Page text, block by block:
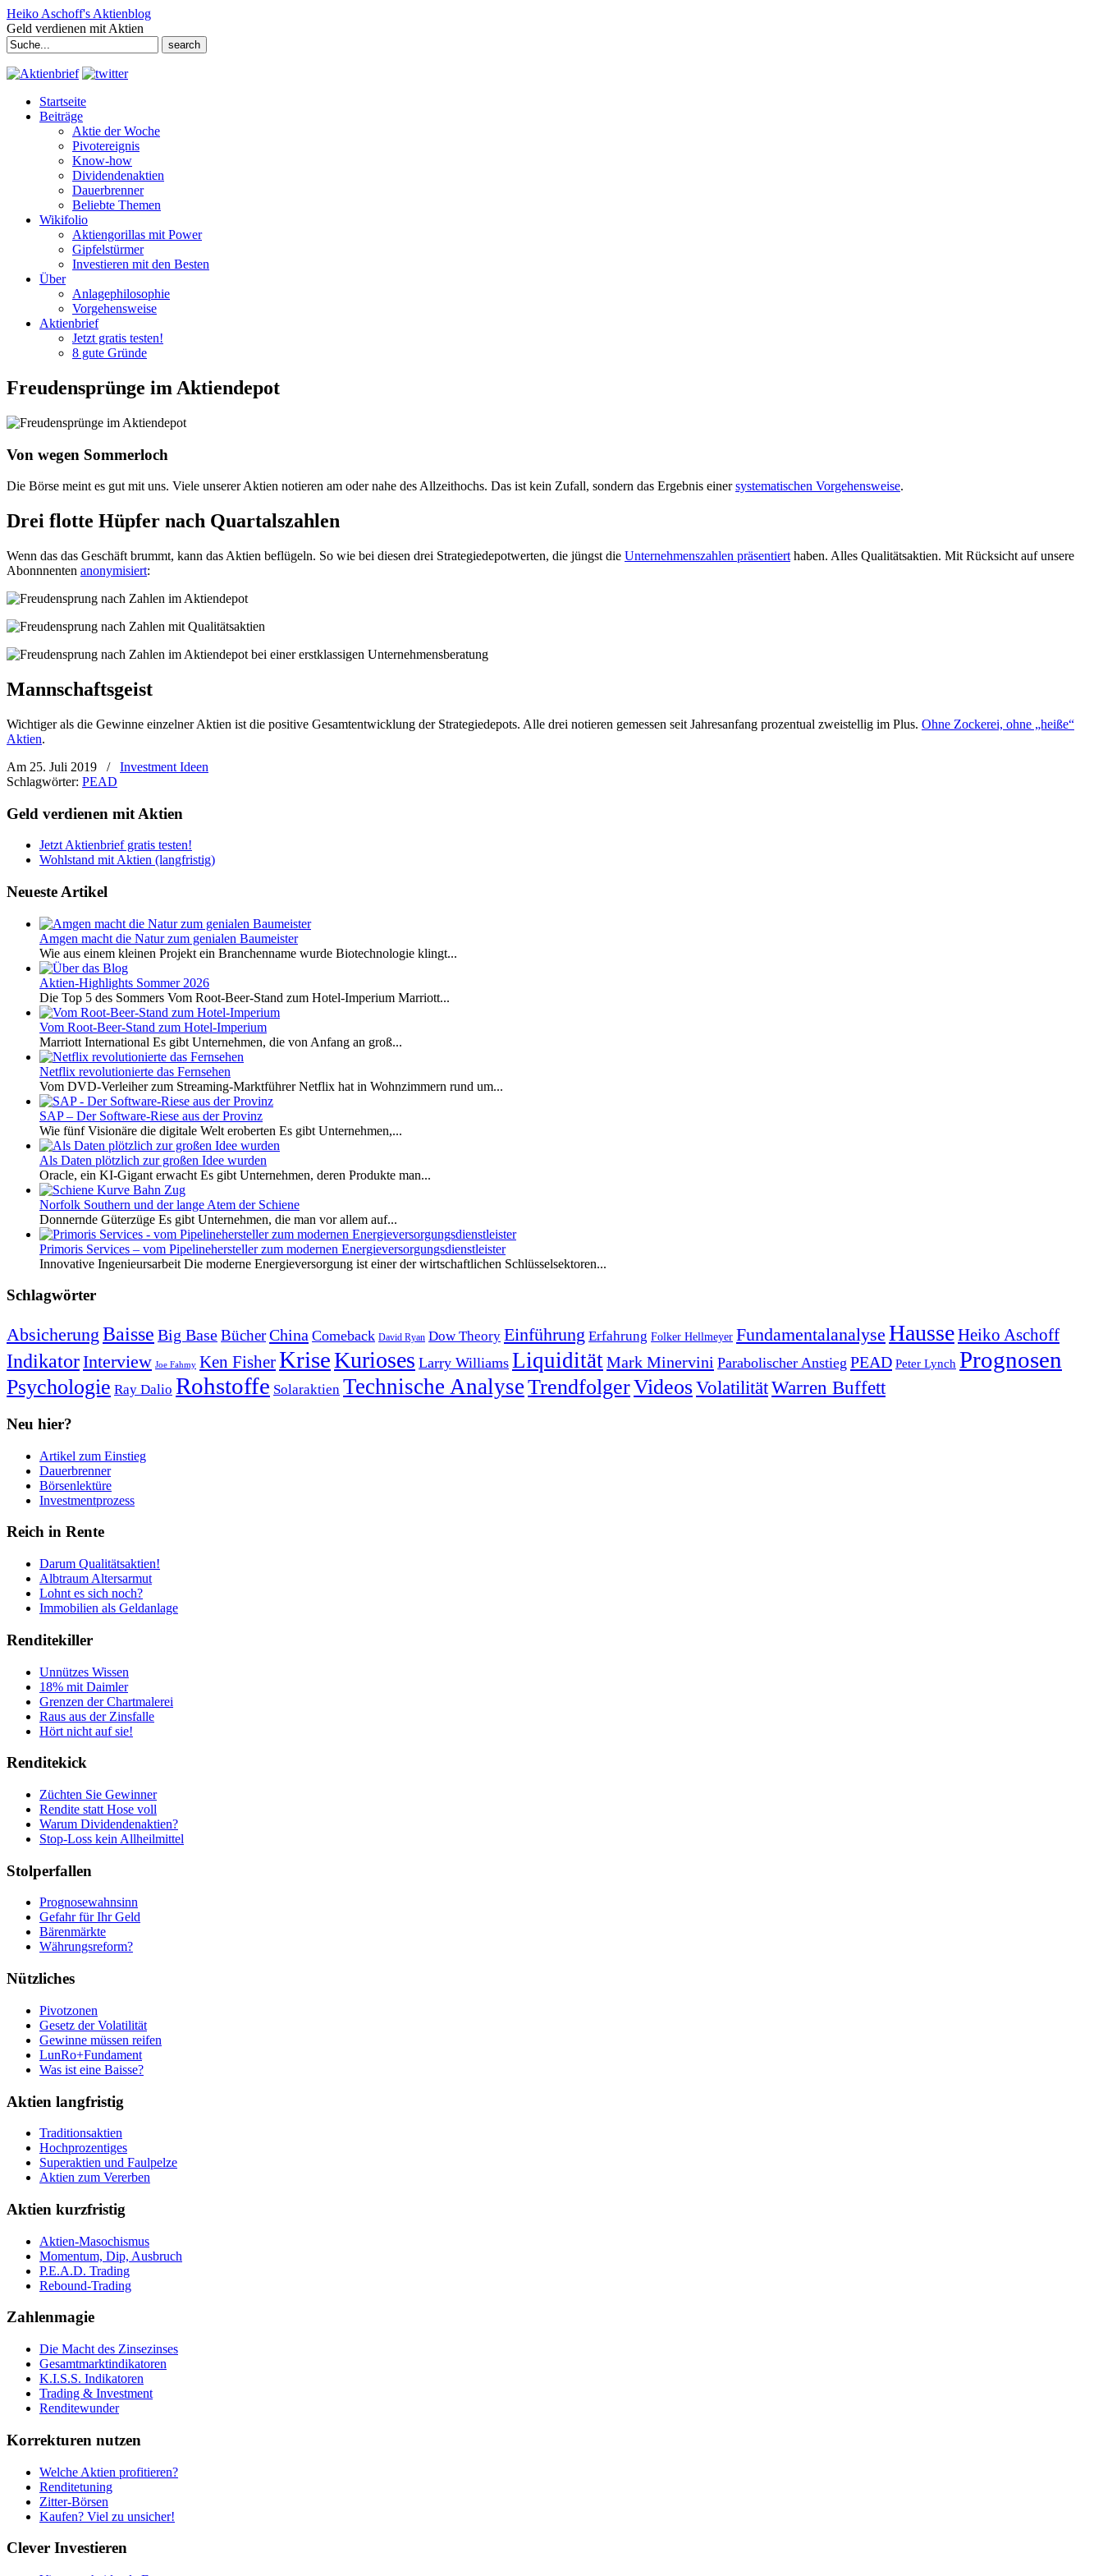
Heiko Aschoff's Aktienblog
Geld verdienen mit Aktien
Search
for:
Startseite
Beiträge
Aktie der Woche
Pivotereignis
Know-how
Dividendenaktien
Dauerbrenner
Beliebte Themen
Wikifolio
Aktiengorillas mit Power
Gipfelstürmer
Investieren mit den Besten
Über
Anlagephilosophie
Vorgehensweise
Aktienbrief
Jetzt gratis testen!
8 gute Gründe
Freudensprünge im Aktiendepot
Von wegen Sommerloch
Die Börse meint es gut mit uns. Viele unserer Aktien notieren am oder nahe des Allzeit­hochs. Das ist kein Zufall, sondern das Ergebnis einersystematischen Vorgehensweise.
Drei flotte Hüpfer nach Quartalszahlen
Wenn das das Geschäft brummt, kann das Aktien beflügeln. So wie bei diesen drei Strategiedepotwerten, die jüngst die Unternehmenszahlen präsentiert haben. Alles Qualitätsaktien. Mit Rücksicht auf unsere
Abonnnenten anonymisiert:
Mannschaftsgeist
Wichtiger als die Gewinne einzelner Aktien ist die positive Gesamt­entwicklung der Strategiedepots. Alle drei notieren gemessen seit Jahresanfang prozentual zweistellig im Plus. Ohne Zockerei, ohne „heiße“
Aktien.
Am 25. Juli 2019
/
Investment Ideen
Schlagwörter: PEAD
Geld verdienen mit Aktien
Jetzt Aktienbrief gratis testen!
Wohlstand mit Aktien (langfristig)
Neueste Artikel
Amgen macht die Natur zum genialen Baumeister
Wie aus einem kleinen Projekt ein Branchenname wurde Biotechnologie klingt...
Aktien-Highlights Sommer 2026
Die Top 5 des Sommers Vom Root-Beer-Stand zum Hotel-Imperium Marriott...
Vom Root-Beer-Stand zum Hotel-Imperium
Marriott International Es gibt Unternehmen, die von Anfang an groß...
Netflix revolutionierte das Fernsehen
Vom DVD-Verleiher zum Streaming-Marktführer Netflix hat in Wohnzimmern rund um...
SAP – Der Software-Riese aus der Provinz
Wie fünf Visionäre die digitale Welt eroberten Es gibt Unternehmen,...
Als Daten plötzlich zur großen Idee wurden
Oracle, ein KI-Gigant erwacht Es gibt Unternehmen, deren Produkte man...
Norfolk Southern und der lange Atem der Schiene
Donnernde Güterzüge Es gibt Unternehmen, die man vor allem auf...
Primoris Services – vom Pipelinehersteller zum modernen Energieversorgungsdienstleister
Innovative Ingenieursarbeit Die moderne Energieversorgung ist einer der wirtschaftlichen Schlüsselsektoren...
Schlagwörter
Absicherung Baisse Big BaseBücherChina Comeback David Ryan Dow Theory Einführung Erfahrung Folker Hellmeyer Fundamentalanalyse HausseHeiko Aschoff
IndikatorInterview Joe Fahmy Ken FisherKriseKurioses Larry Williams LiquiditätMark Minervini Parabolischer Anstieg PEAD Peter Lynch Prognosen
Psychologie Ray Dalio Rohstoffe Solaraktien Technische AnalyseTrendfolgerVideosVolatilitätWarren Buffett
Neu hier?
Artikel zum Einstieg
Dauerbrenner
Börsenlektüre
Investmentprozess
Reich in Rente
Darum Qualitätsaktien!
Albtraum Altersarmut
Lohnt es sich noch?
Immobilien als Geldanlage
Renditekiller
Unnützes Wissen
18% mit Daimler
Grenzen der Chartmalerei
Raus aus der Zinsfalle
Hört nicht auf sie!
Renditekick
Züchten Sie Gewinner
Rendite statt Hose voll
Warum Dividendenaktien?
Stop-Loss kein Allheilmittel
Stolperfallen
Prognosewahnsinn
Gefahr für Ihr Geld
Bärenmärkte
Währungsreform?
Nützliches
Pivotzonen
Gesetz der Volatilität
Gewinne müssen reifen
LunRo+Fundament
Was ist eine Baisse?
Aktien langfristig
Traditionsaktien
Hochprozentiges
Superaktien und Faulpelze
Aktien zum Vererben
Aktien kurzfristig
Aktien-Masochismus
Momentum, Dip, Ausbruch
P.E.A.D. Trading
Rebound-Trading
Zahlenmagie
Die Macht des Zinsezinses
Gesamtmarktindikatoren
K.I.S.S. Indikatoren
Trading & Investment
Renditewunder
Korrekturen nutzen
Welche Aktien profitieren?
Renditetuning
Zitter-Börsen
Kaufen? Viel zu unsicher!
Clever Investieren